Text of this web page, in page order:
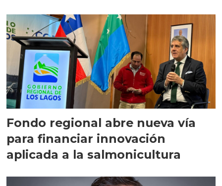
Fondo regional abre nueva vía
para financiar innovación
aplicada a la salmonicultura